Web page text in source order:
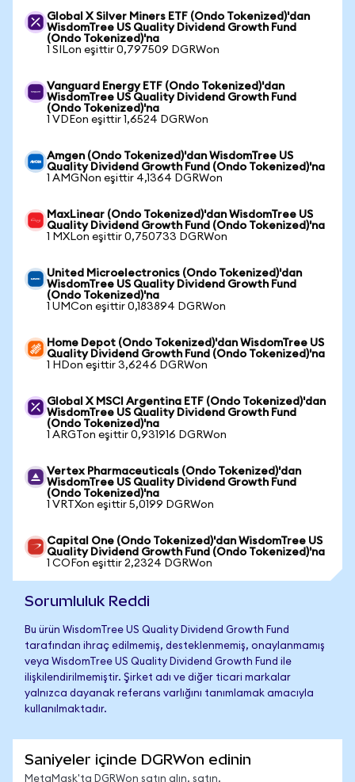
Global X Silver Miners ETF (Ondo Tokenized)'dan
WisdomTree US Quality Dividend Growth Fund
(Ondo Tokenized)'na
1 SILon eşittir 0,797509 DGRWon
Vanguard Energy ETF (Ondo Tokenized)'dan
WisdomTree US Quality Dividend Growth Fund
(Ondo Tokenized)'na
1 VDEon eşittir 1,6524 DGRWon
Amgen (Ondo Tokenized)'dan WisdomTree US
Quality Dividend Growth Fund (Ondo Tokenized)'na
1 AMGNon eşittir 4,1364 DGRWon
MaxLinear (Ondo Tokenized)'dan WisdomTree US
Quality Dividend Growth Fund (Ondo Tokenized)'na
1 MXLon eşittir 0,750733 DGRWon
United Microelectronics (Ondo Tokenized)'dan
WisdomTree US Quality Dividend Growth Fund
(Ondo Tokenized)'na
1 UMCon eşittir 0,183894 DGRWon
Home Depot (Ondo Tokenized)'dan WisdomTree US
Quality Dividend Growth Fund (Ondo Tokenized)'na
1 HDon eşittir 3,6246 DGRWon
Global X MSCI Argentina ETF (Ondo Tokenized)'dan
WisdomTree US Quality Dividend Growth Fund
(Ondo Tokenized)'na
1 ARGTon eşittir 0,931916 DGRWon
Vertex Pharmaceuticals (Ondo Tokenized)'dan
WisdomTree US Quality Dividend Growth Fund
(Ondo Tokenized)'na
1 VRTXon eşittir 5,0199 DGRWon
Capital One (Ondo Tokenized)'dan WisdomTree US
Quality Dividend Growth Fund (Ondo Tokenized)'na
1 COFon eşittir 2,2324 DGRWon
Sorumluluk Reddi
Bu ürün WisdomTree US Quality Dividend Growth Fund
tarafından ihraç edilmemiş, desteklenmemiş, onaylanmamış
veya WisdomTree US Quality Dividend Growth Fund ile
ilişkilendirilmemiştir. Şirket adı ve diğer ticari markalar
yalnızca dayanak referans varlığını tanımlamak amacıyla
kullanılmaktadır.
Saniyeler içinde DGRWon edinin
MetaMask'ta DGRWon satın alın, satın,